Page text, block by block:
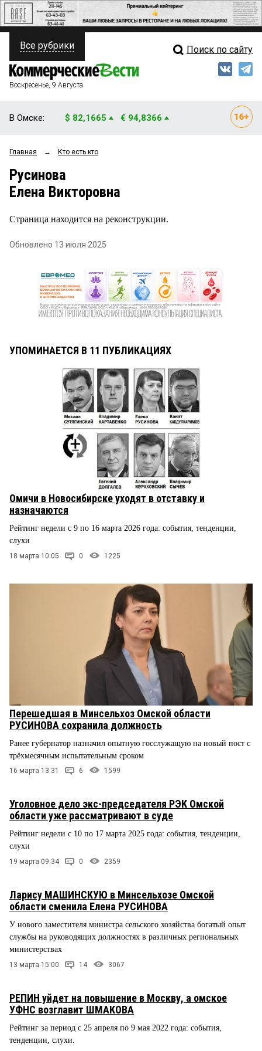
ПОЛИТИКА
ФИНАНСЫ
ОБЩЕСТВО
ЗАКОН
Свежий выпуск
Все рубрики Поиск по сайту
Воскресенье, 9 Августа
В Омске: $ 82,1665 € 94,8366
Главная → Кто есть кто
Русинова
Елена Викторовна
Страница находится на реконструкции.
Обновлено 13 июля 2025
УПОМИНАЕТСЯ В 11 ПУБЛИКАЦИЯХ
Омичи в Новосибирске уходят в отставку и
назначаются
Рейтинг недели с 9 по 16 марта 2026 года: события, тенденции,
слухи
18 марта 10:05 0 1225
Перешедшая в Минсельхоз Омской области
РУСИНОВА сохранила должность
Ранее губернатор назначил опытную госслужащую на новый пост с
трёхмесячным испытательным сроком
16 марта 13:31 6 1599
Уголовное дело экс-председателя РЭК Омской
области уже рассматривают в суде
Рейтинг недели с 10 по 17 марта 2025 года: события, тенденции,
слухи
19 марта 09:34 0 2359
Ларису МАШИНСКУЮ в Минсельхозе Омской
области сменила Елена РУСИНОВА
У нового заместителя министра сельского хозяйства богатый опыт
службы на руководящих должностях в различных региональных
министерствах
13 марта 15:00 14 3067
РЕПИН уйдет на повышение в Москву, а омское
УФНС возглавит ШМАКОВА
Рейтинг за период с 25 апреля по 9 мая 2022 года: события,
тенденции, слухи.